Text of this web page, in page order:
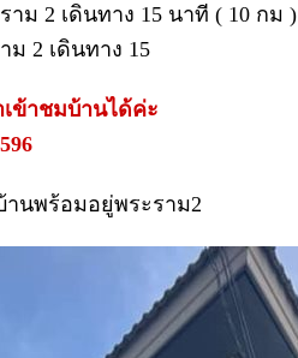
าม 2 เดินทาง 15 นาที ( 10 กม )
ม 2 เดินทาง 15
ข้าชมบ้านได้ค่ะ
านพร้อมอยู่พระราม2